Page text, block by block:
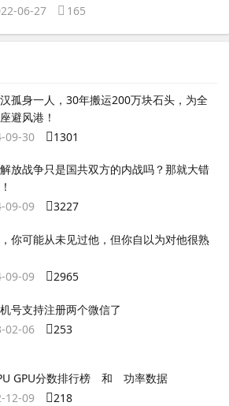
06-27
165
孤身一人，30年搬运200万块石头，为全
避风港！
09-30
1301
放战争只是国共双方的内战吗？那就大错
09-09
3227
你可能从未见过他，但你自以为对他很熟
09-09
2965
号支持注册两个微信了
02-06
253
GPU分数排行榜 和 功率数据
12-09
218